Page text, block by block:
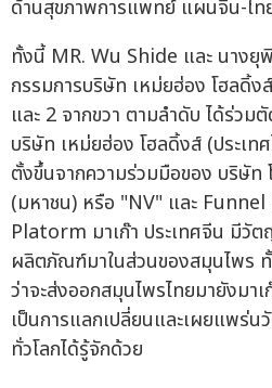
ทั้งนี้ MR. Wu Shide และ นางยุ
กรรมการบริษัท เหม่ยฮ่อง โฮลดิ้ง
และ 2 จากขวา ตามลำดับ ได้ร่ว
บริษัท เหม่ยฮ่อง โฮลดิ้งส์ (ประเท
ตั้งขึ้นจากความร่วมมือของ บริษัท
(มหาชน) หรือ "NV" และ
Platorm มาเก๊า ประเทศจีน มีวัต
ผลิตภัณฑ์มาในส่วนของสมุนไพร ทั้
ว่าจะส่งออกสมุนไพรไทยมายังมาเ
เป็นการแลกเปลี่ยนและเผยแพร่
ทั่วโลกได้รู้จักด้วย